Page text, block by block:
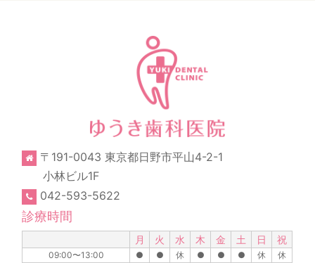
〒191-0043 東京都日野市平山4-2-1
小林ビル1F
042-593-5622
診療時間
月 火 水 木 金 土 日 祝
09:00〜13:00 ● ● 休 ● ● ● 休
休